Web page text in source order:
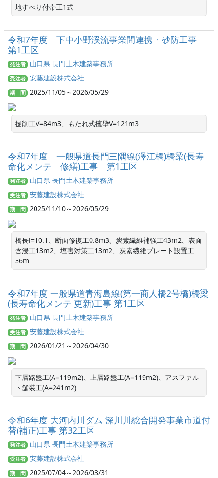
地すべり付帯工1式
令和7年度 下中小野渓流事業間連携・砂防工事
第1工区
発注者 山口県 長門土木建築事務所
受注者 安藤建設株式会社
期 間 2025/11/05～2026/05/29
掘削工V=84m3、もたれ式擁壁V=121m3
令和7年度 一般県道長門三隅線(澤江橋)橋梁(長寿
命化メンテ 修繕)工事 第1工区
発注者 山口県 長門土木建築事務所
受注者 安藤建設株式会社
期 間 2025/11/10～2026/05/29
橋長l=10.1、断面修復工0.8m3、炭素繊維補強工43m2、表面
含浸工13m2、塩害対策工13m2、炭素繊維プレート設置工
36m
令和7年度 一般県道青海島線(第一商人橋2号橋)橋梁
(長寿命化メンテ 更新)工事 第1工区
発注者 山口県 長門土木建築事務所
受注者 安藤建設株式会社
期 間 2026/01/21～2026/04/30
下層路盤工(A=119m2)、上層路盤工(A=119m2)、アスファル
ト舗装工(A=241m2)
令和6年度 大河内川ダム 深川川総合開発事業市道付
替(補正)工事 第32工区
発注者 山口県 長門土木建築事務所
受注者 安藤建設株式会社
期 間 2025/07/04～2026/03/31